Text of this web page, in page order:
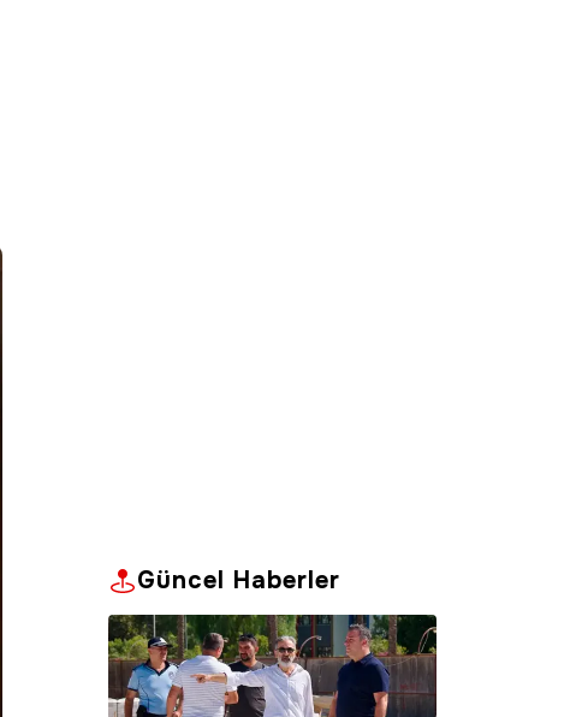
Güncel Haberler